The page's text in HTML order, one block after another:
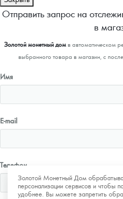
Золотой Монетный Дом
персонализации сервисов и чтобы
удобнее. Вы можете запретить
Отправить запрос на
в
Золотой монетный домв автоматическом
выбранного товара в магазин, с
Имя
E-mail
Телефон